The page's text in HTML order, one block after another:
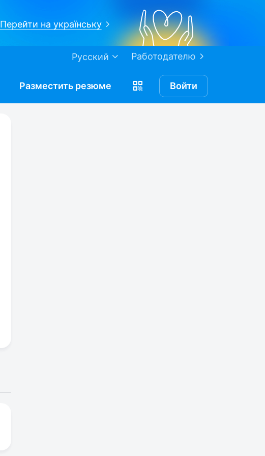
Перейти на українську
Работодателю
Русский
Разместить резюме Войти